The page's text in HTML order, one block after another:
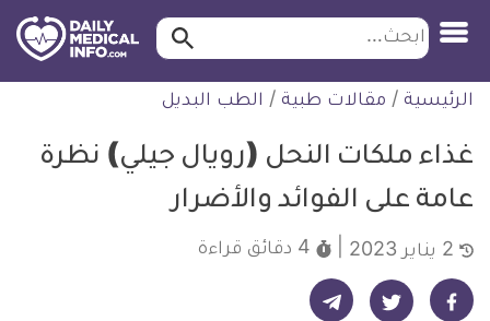
التخطي
للمحتوى
ابحث ابحث…
الرئيسية / مقالات طبية / الطب البديل
غذاء ملكات النحل (رويال جيلي) نظرة
عامة على الفوائد والأضرار
4 دقائق قراءة
شارك على فيسبوك - ديلي ميديكال انفو شارك على تويتر - ديلي ميديكال انفو شارك على تيليجرام - ديلي ميديكال انفو